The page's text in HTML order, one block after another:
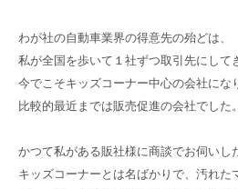
わが社の自動車業界の得意先の殆どは、
私が全国を歩いて１社ずつ取引先にして
今でこそキッズコーナー中心の会社にな
比較的最近までは販売促進の会社でした。
かつて私がある販社様に商談でお伺いし
キッズコーナーとは名ばかりで、汚れた